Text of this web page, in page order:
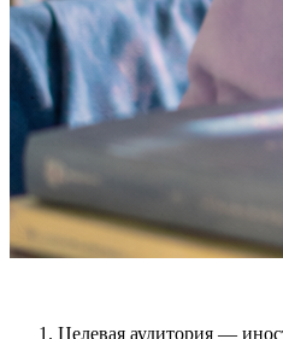
Целевая аудитория —